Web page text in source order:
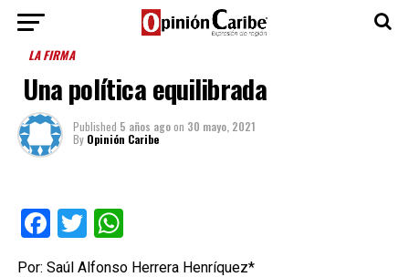
LA FIRMA
Una política equilibrada
Published 5 años agoon 30 mayo, 2021
By Opinión Caribe
Facebook
TwitterWhatsApp
Por: Saúl Alfonso Herrera Henríquez*